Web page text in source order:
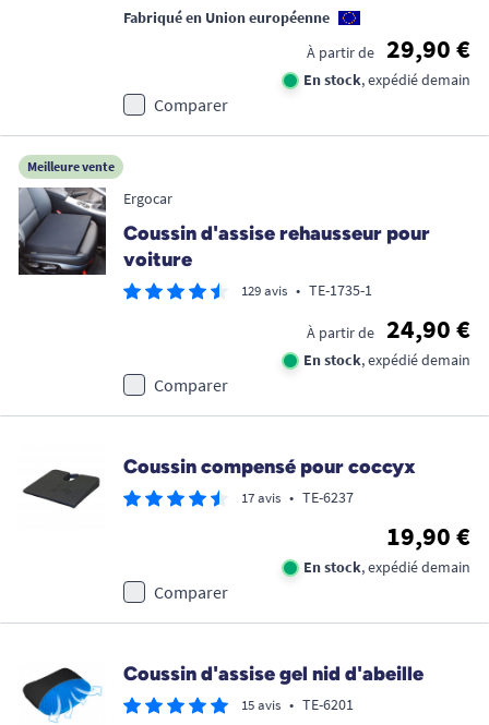
Fabriqué en Union européenne
À partir de
29,90 €
En stock, expédié demain
Comparer
Meilleure vente
Ergocar
Coussin d'assise rehausseur pour
voiture
129 avis • TE-1735-1
À partir de 24,90 €
En stock, expédié demain
Comparer
Coussin compensé pour coccyx
17 avis • TE-6237
19,90 €
En stock, expédié demain
Comparer
Coussin d'assise gel nid d'abeille
15 avis • TE-6201